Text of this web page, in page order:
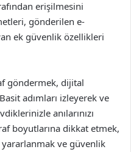
erişilmesini
gönderilen e-
ek güvenlik özellikleri
göndermek, dijital
adımları izleyerek ve
anılarınızı
boyutlarına dikkat etmek,
ve güvenlik